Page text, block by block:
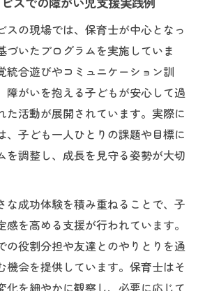
る東京都での障がい児支援体験
援分野での保育士キャリアの広
の放課後等デイサービス最新情
える子ども支援の働きやすい職
目する放課後等デイサービスの
きやすい障がい児支援の条件と
きやすさを支える制度やサポー
スの現場では、保育士が中心となっ
づいたプログラムを実施していま
統合遊びやコミュニケーション訓
障がいを抱える子どもが安心して過
た活動が展開されています。実際に
、子ども一人ひとりの課題や目標に
を調整し、成長を見守る姿勢が大切
な成功体験を積み重ねることで、子
感を高める支援が行われています。
の役割分担や友達とのやりとりを通
機会を提供しています。保育士はそ
化を細やかに観察し、必要に応じて